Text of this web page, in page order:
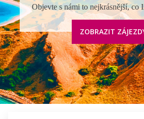
Objevte s námi to nejkrásnější, co
ZOBRAZIT